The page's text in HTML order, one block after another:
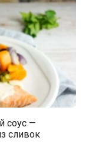
соус —
сливок